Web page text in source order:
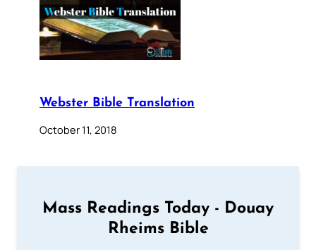
Webster Bible Translation
October 11, 2018
Mass Readings Today - Douay
Rheims Bible